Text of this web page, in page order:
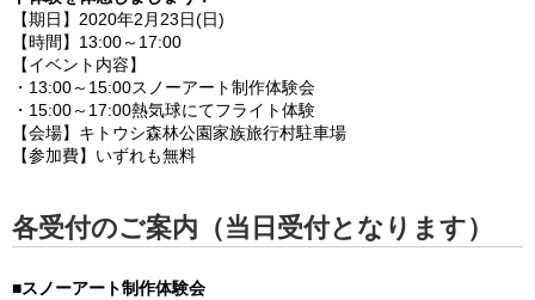
【期日】2020年2月23日(日)
【時間】13:00～17:00
【イベント内容】
・13:00～15:00スノーアート制作体験会
・15:00～17:00熱気球にてフライト体験
【会場】キトウシ森林公園家族旅行村駐車場
【参加費】いずれも無料
各受付のご案内（当日受付となります）
■スノーアート制作体験会